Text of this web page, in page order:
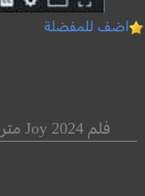
اضف للمفضلة
فلم Joy 2024 مترجم عربي بالكامل اون لاين على فشار